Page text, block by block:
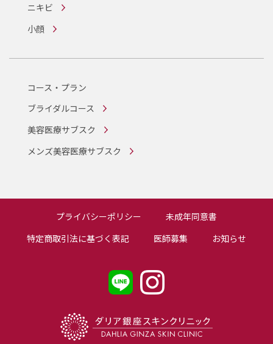
ニキビ
小顔
コース・プラン
ブライダルコース
美容医療サブスク
メンズ美容医療サブスク
プライバシーポリシー
未成年同意書
特定商取引法に基づく表記
医師募集 お知らせ